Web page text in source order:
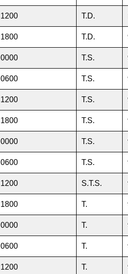
1200 T.D.
1800 T.D.
0000 T.S.
0600 T.S.
1200 T.S.
1800 T.S.
0000 T.S.
0600 T.S.
1200 S.T.S.
1800 T.
0000 T.
0600 T.
1200 T.